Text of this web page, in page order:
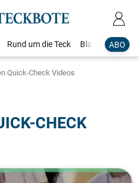
ABO
Rund um die Teck Blaulicht
Quick-Check Videos
CHECK